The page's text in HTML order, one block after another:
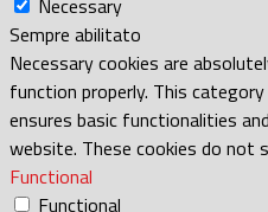
Necessary
Sempre abilitato
Necessary cookies are
function properly. This
ensures basic functionalities
website. These cookies do not
Functional
Functional